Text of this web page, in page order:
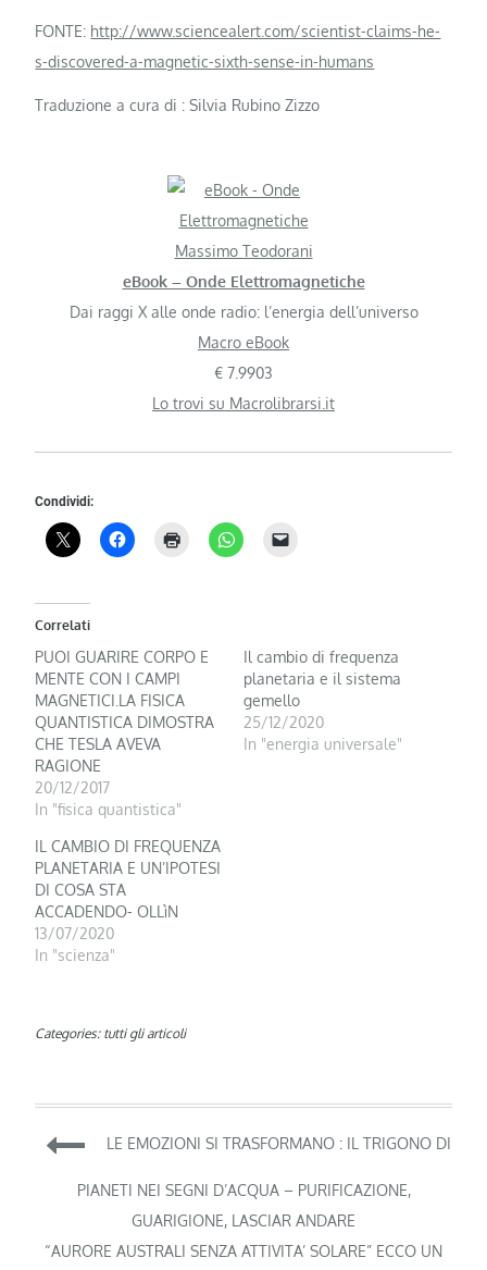
FONTE: http://www.sciencealert.com/scientist-claims-he-
s-discovered-a-magnetic-sixth-sense-in-humans
Traduzione a cura di : Silvia Rubino Zizzo
Massimo Teodorani
eBook – Onde Elettromagnetiche
Dai raggi X alle onde radio: l’energia dell’universo
Macro eBook
€ 7.9903
Lo trovi su Macrolibrarsi.it
Condividi:
Correlati
PUOI GUARIRE CORPO E
MENTE CON I CAMPI
MAGNETICI.LA FISICA
QUANTISTICA DIMOSTRA
CHE TESLA AVEVA
RAGIONE
20/12/2017
In "fisica quantistica"
Il cambio di frequenza
planetaria e il sistema
gemello
25/12/2020
In "energia universale"
IL CAMBIO DI FREQUENZA
PLANETARIA E UN’IPOTESI
DI COSA STA
ACCADENDO- OLLìN
13/07/2020
In "scienza"
Categories: tutti gli articoli
Navigazione
articoli
LE EMOZIONI SI TRASFORMANO : IL TRIGONO DI
PIANETI NEI SEGNI D’ACQUA – PURIFICAZIONE,
GUARIGIONE, LASCIAR ANDARE
“AURORE AUSTRALI SENZA ATTIVITA’ SOLARE” ECCO UN